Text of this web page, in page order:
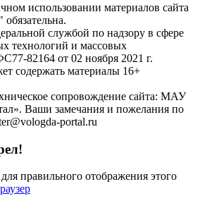
использовании материалов сайта
службой по надзору в сфере
технологий и массовых
82164 от 02 ноября 2021 г.
содержать материалы 16+
сопровождение сайта: МАУ
Ваши замечания и пожелания по
portal.ru
правильного отображения этого